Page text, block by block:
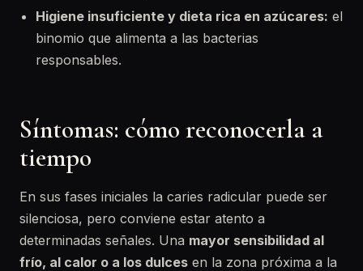
Higiene insuficiente y dieta rica en azúcares: el
binomio que alimenta a las bacterias
responsables.
Síntomas: cómo reconocerla a
tiempo
En sus fases iniciales la caries radicular puede ser
silenciosa, pero conviene estar atento a
determinadas señales. Una mayor sensibilidad al
frío, al calor o a los dulces en la zona próxima a la